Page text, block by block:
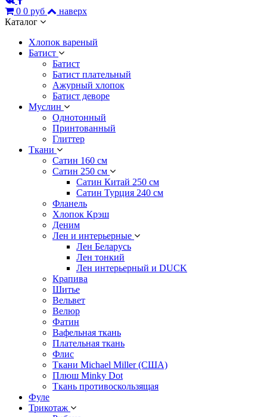
0 0 руб
наверх
Каталог
Хлопок вареный
Батист
Батист
Батист плательный
Ажурный хлопок
Батист деворе
Муслин
Однотонный
Принтованный
Глиттер
Ткани
Сатин 160 см
Сатин 250 см
Сатин Китай 250 см
Сатин Турция 240 см
Фланель
Хлопок Крэш
Деним
Лен и интерьерные
Лен Беларусь
Лен тонкий
Лен интерьерный и DUCK
Крапива
Шитье
Вельвет
Велюр
Фатин
Вафельная ткань
Плательная ткань
Флис
Ткани Michael Miller (США)
Плюш Minky Dot
Ткань противоскользящая
Фуле
Трикотаж